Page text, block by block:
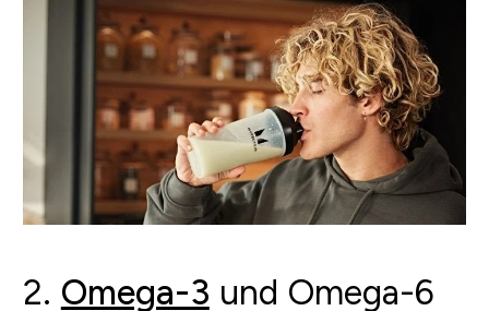
2. Omega-3 und Omega-6